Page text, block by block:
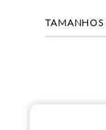
TAMANHOS